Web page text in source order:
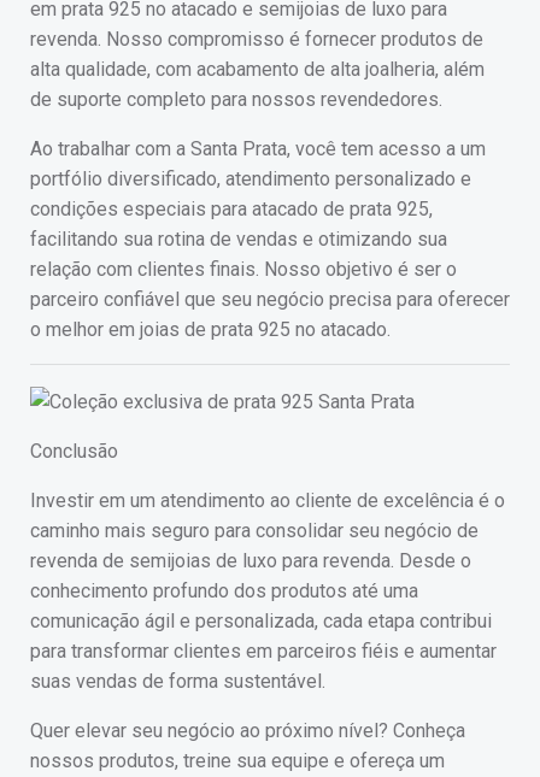
em prata 925 no atacado e semijoias de luxo para
revenda. Nosso compromisso é fornecer produtos de
alta qualidade, com acabamento de alta joalheria, além
de suporte completo para nossos revendedores.
Ao trabalhar com a Santa Prata, você tem acesso a um
portfólio diversificado, atendimento personalizado e
condições especiais para atacado de prata 925,
facilitando sua rotina de vendas e otimizando sua
relação com clientes finais. Nosso objetivo é ser o
parceiro confiável que seu negócio precisa para oferecer
o melhor em joias de prata 925 no atacado.
Conclusão
Investir em um atendimento ao cliente de excelência é o
caminho mais seguro para consolidar seu negócio de
revenda de semijoias de luxo para revenda. Desde o
conhecimento profundo dos produtos até uma
comunicação ágil e personalizada, cada etapa contribui
para transformar clientes em parceiros fiéis e aumentar
suas vendas de forma sustentável.
Quer elevar seu negócio ao próximo nível? Conheça
nossos produtos, treine sua equipe e ofereça um